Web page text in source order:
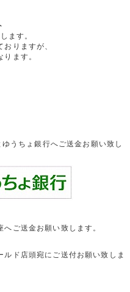
ます。
おりますが、
ます。
うちょ銀行へご送金お願い致し
ご送金お願い致します。
ド店頭宛にご送付お願い致しま